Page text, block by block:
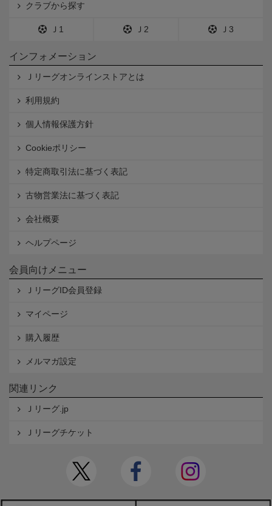
クラブから探す
Ｊ1 Ｊ2 Ｊ3
インフォメーション
Ｊリーグオンラインストアとは
利用規約
個人情報保護方針
Cookieポリシー
特定商取引法に基づく表記
古物営業法に基づく表記
会社概要
ヘルプページ
会員向けメニュー
ＪリーグID会員登録
マイページ
購入履歴
メルマガ設定
関連リンク
Ｊリーグ.jp
Ｊリーグチケット